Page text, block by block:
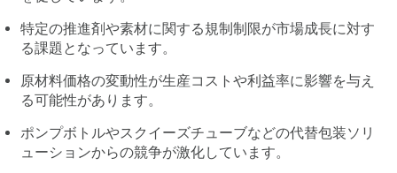
特定の推進剤や素材に関する規制制限が市場成長に対す
る課題となっています。
原材料価格の変動性が生産コストや利益率に影響を与え
る可能性があります。
ポンプボトルやスクイーズチューブなどの代替包装ソリ
ューションからの競争が激化しています。